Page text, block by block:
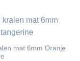
mat 6mm Oranje